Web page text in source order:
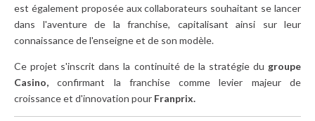
est également proposée aux collaborateurs souhaitant se lancer
dans l'aventure de la franchise, capitalisant ainsi sur leur
connaissance de l'enseigne et de son modèle.
Ce projet s'inscrit dans la continuité de la stratégie du groupe
Casino, confirmant la franchise comme levier majeur de
croissance et d'innovation pour Franprix.